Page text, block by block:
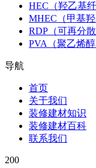
HEC（羟乙基纤
MHEC（甲基羟
RDP（可再分散
PVA（聚乙烯醇
导航
首页
关于我们
装修建材知识
装修建材百科
联系我们
200